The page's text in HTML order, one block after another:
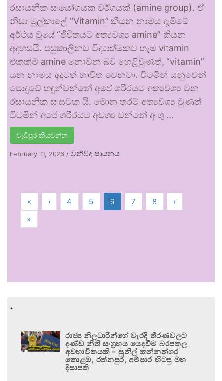
රසායනික සංයෝගයක වර්ගයක් (amine group). ඒ
නිසා මුල්කාලේ “Vitamin” කියන නාමය දැමීමේ
අර්ථය වූයේ “ජීවිතයට අත්‍යවශ්‍ය amine” කියන
අදහසයි. පසුකාලීනව විද්‍යාත්මකව හැම vitamin
එකක්ම amine නොවන බව හෙළිවුණත්, “vitamin”
යන නාමය අදටත් භාවිත වෙනවා. විටමින් යනුවෙන්
පොදුවේ හඳුන්වන්නේ අපේ ශරීරයට අත්‍යවශ්‍ය වන
රසායනික සංඝටක යි. මොන තරම් අත්‍යවශ්‍ය වුණත්
විටමින් අපේ ශරීරයට අවශ්‍ය වන්නේ අංශු …
වැඩිපුර කියවන්න
February 11, 2026 / විනිවිද සායනය
« ‹ 4 5 6 7 8
›
»
.
රාජ්‍ය නිලධාරීන්ගේ වැරදි තීරණවලට
දණ්ඩ නීති සංග්‍රහය යෙදවීම බරපතල
අවභාවිතයකි – සුනිල් කන්නන්ගර
කොළඹ, රත්නපුර, අම්පාර හිටපු මහ
දිසාපති